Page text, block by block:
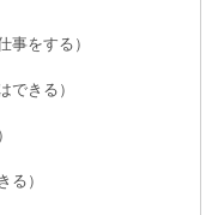
事をする）
できる）
る）